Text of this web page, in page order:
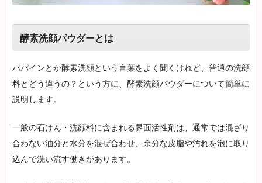
酵素洗顔パウダーとは
パパインとか酵素洗顔という言葉をよく聞くけれど、普通の洗顔
料とどう違うの？という方に、酵素洗顔パウダーについて簡単に
説明します。
一般の石けん・洗顔料に含まれる界面活性剤は、通常では混ざり
合わない油分と水分を混ぜ合わせ、余分な皮脂や汚れを泡に取り
込んで洗い流す働きがあります。